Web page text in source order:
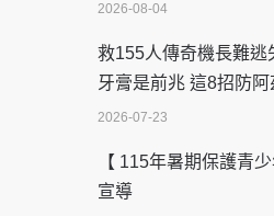
2026-08-04
救155人傳奇機長難逃
牙膏是前兆 這8招防阿
2026-07-23
【 115年暑期保護青
宣導